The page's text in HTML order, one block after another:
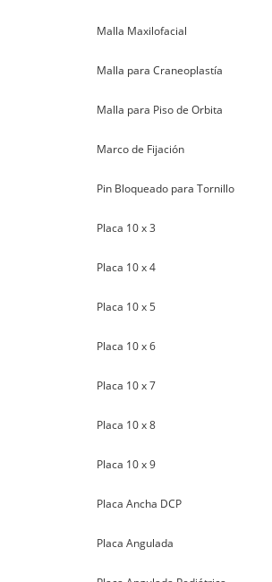
Malla Maxilofacial
Malla para Craneoplastía
Malla para Piso de Orbita
Marco de Fijación
Pin Bloqueado para Tornillo
Placa 10 x 3
Placa 10 x 4
Placa 10 x 5
Placa 10 x 6
Placa 10 x 7
Placa 10 x 8
Placa 10 x 9
Placa Ancha DCP
Placa Angulada